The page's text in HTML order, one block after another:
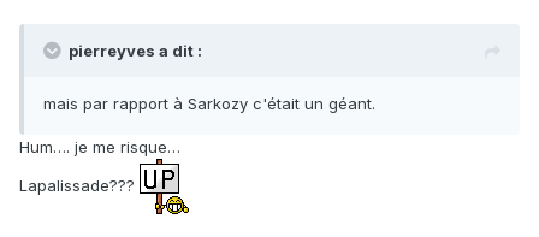
pierreyves a dit :
mais par rapport à Sarkozy c'était un géant.
Hum…. je me risque…
Lapalissade???